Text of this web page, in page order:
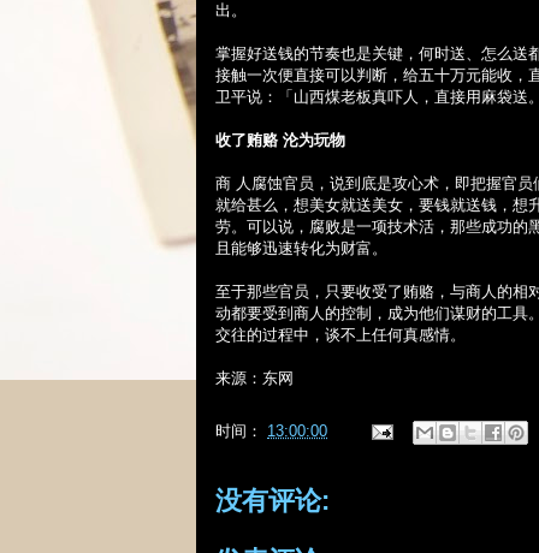
出。
掌握好送钱的节奏也是关键，何时送、怎么送
接触一次便直接可以判断，给五十万元能收，
卫平说：「山西煤老板真吓人，直接用麻袋送
收了贿赂 沦为玩物
商 人腐蚀官员，说到底是攻心术，即把握官
就给甚么，想美女就送美女，要钱就送钱，想
劳。可以说，腐败是一项技术活，那些成功的
且能够迅速转化为财富。
至于那些官员，只要收受了贿赂，与商人的相
动都要受到商人的控制，成为他们谋财的工具
交往的过程中，谈不上任何真感情。
来源：东网
时间： 13:00:00
没有评论: